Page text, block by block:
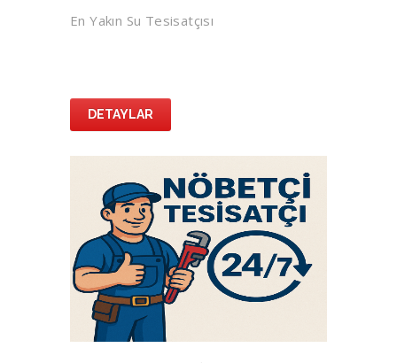
En Yakın Su Tesisatçısı
DETAYLAR